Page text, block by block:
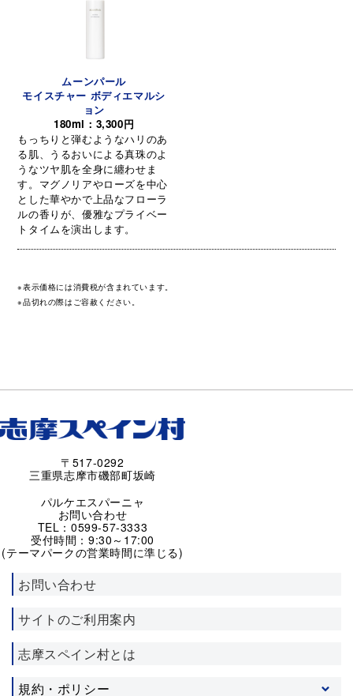
ムーンパール
モイスチャー ボディエマルシ
ョン
180ml：3,300円
もっちりと弾むようなハリのあ
る肌、うるおいによる真珠のよ
うなツヤ肌を全身に纏わせま
す。マグノリアやローズを中心
とした華やかで上品なフローラ
ルの香りが、優雅なプライベー
トタイムを演出します。
※表示価格には消費税が含まれています。
※品切れの際はご容赦ください。
〒517-0292
三重県志摩市磯部町坂崎
パルケエスパーニャ
お問い合わせ
TEL：0599-57-3333
受付時間：9:30～17:00
(テーマパークの営業時間に準じる)
お問い合わせ
サイトのご利用案内
志摩スペイン村とは
規約・ポリシー